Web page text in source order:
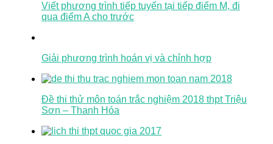
Viết phương trình tiếp tuyến tại tiếp điểm M, đi
qua điểm A cho trước
Giải phương trình hoán vị và chỉnh hợp
Đề thi thử môn toán trắc nghiệm 2018 thpt Triệu
Sơn – Thanh Hóa